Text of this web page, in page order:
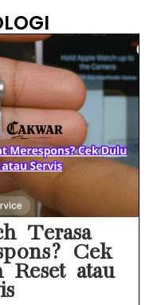
Terasa
Cek
atau